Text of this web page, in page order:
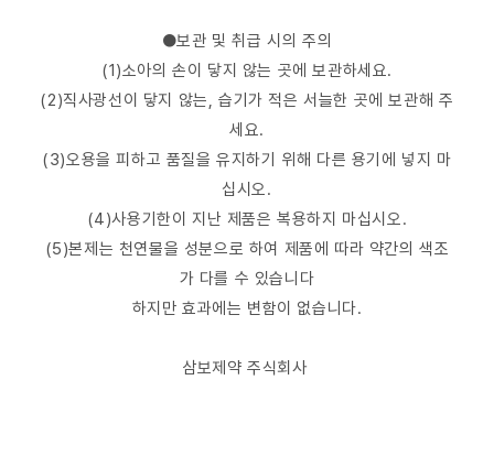
●보관 및 취급 시의 주의
(1)소아의 손이 닿지 않는 곳에 보관하세요.
(2)직사광선이 닿지 않는, 습기가 적은 서늘한 곳에 보관해 주
세요.
(3)오용을 피하고 품질을 유지하기 위해 다른 용기에 넣지 마
십시오.
(4)사용기한이 지난 제품은 복용하지 마십시오.
(5)본제는 천연물을 성분으로 하여 제품에 따라 약간의 색조
가 다를 수 있습니다
하지만 효과에는 변함이 없습니다.
삼보제약 주식회사